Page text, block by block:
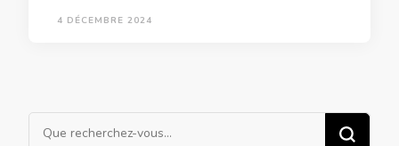
4 DÉCEMBRE 2024
Vous